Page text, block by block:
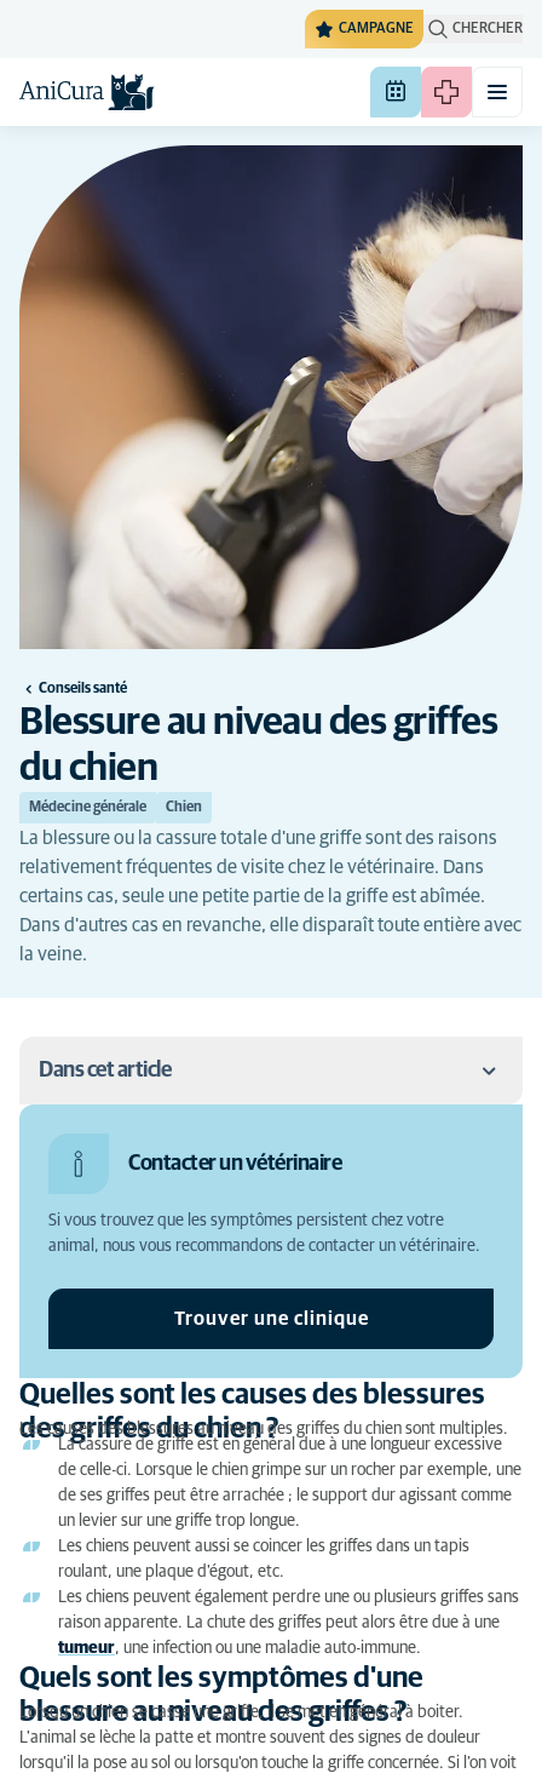
CAMPAGNE CHERCHER
Conseils santé
Blessure au niveau des griffes
du chien
Médecine générale Chien
La blessure ou la cassure totale d'une griffe sont des raisons
relativement fréquentes de visite chez le vétérinaire. Dans
certains cas, seule une petite partie de la griffe est abîmée.
Dans d'autres cas en revanche, elle disparaît toute entière avec
la veine.
Dans cet article
Quels sont les symptômes d'une blessure au niveau
des griffes ?
Comment soigner la griffe d'un chien soi-même ?
Comment traiter une griffe de chien ?
Quels soins aprés le retrait d'une griffe chez le chien
?
Comment couper les griffes d'un chien sans le
blesser ?
Contacter un vétérinaire
Si vous trouvez que les symptômes persistent chez votre
animal, nous vous recommandons de contacter un vétérinaire.
Trouver une clinique
Quelles sont les causes des blessures
des griffes du chien ?
Les causes des blessures au niveau des griffes du chien sont multiples.
La cassure de griffe est en général due à une longueur excessive
de celle-ci. Lorsque le chien grimpe sur un rocher par exemple, une
de ses griffes peut être arrachée ; le support dur agissant comme
un levier sur une griffe trop longue.
Les chiens peuvent aussi se coincer les griffes dans un tapis
roulant, une plaque d'égout, etc.
Les chiens peuvent également perdre une ou plusieurs griffes sans
raison apparente. La chute des griffes peut alors être due à une
tumeur, une infection ou une maladie auto-immune.
Quels sont les symptômes d'une
blessure au niveau des griffes ?
Lorsqu'un chien se casse une griffe, il se met en général à boiter.
L'animal se lèche la patte et montre souvent des signes de douleur
lorsqu'il la pose au sol ou lorsqu'on touche la griffe concernée. Si l’on voit